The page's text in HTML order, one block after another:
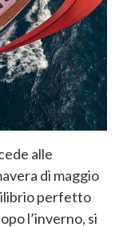
alle
di maggio
perfetto
l’inverno, si